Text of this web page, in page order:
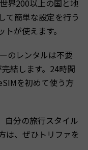
界200以上の国と地
て簡単な設定を行う
が使えます。
のレンタルは不要
結します。24時間
を初めて使う方
自分の旅行スタイル
は、ぜひトリファを